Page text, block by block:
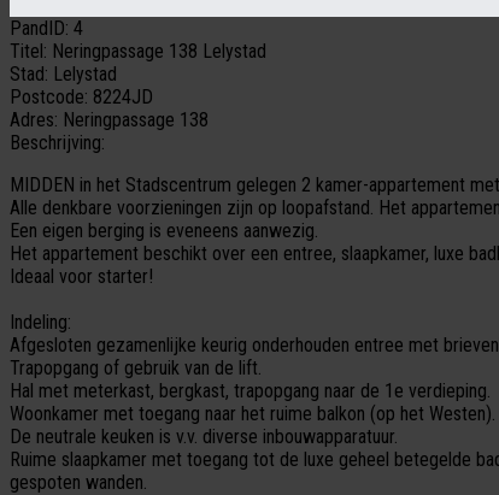
PandID: 4
Titel: Neringpassage 138 Lelystad
Stad: Lelystad
Postcode: 8224JD
Adres: Neringpassage 138
Beschrijving:
MIDDEN in het Stadscentrum gelegen 2 kamer-appartement
Alle denkbare voorzieningen zijn op loopafstand. Het
Een eigen berging is eveneens aanwezig.
Het appartement beschikt over een entree, slaapkamer, luxe
Ideaal voor starter!
Indeling:
Afgesloten gezamenlijke keurig onderhouden entree met
Trapopgang of gebruik van de lift.
Hal met meterkast, bergkast, trapopgang naar de 1e verdieping.
Woonkamer met toegang naar het ruime balkon (op het Westen).
De neutrale keuken is v.v. diverse inbouwapparatuur.
Ruime slaapkamer met toegang tot de luxe geheel betegelde
gespoten wanden.